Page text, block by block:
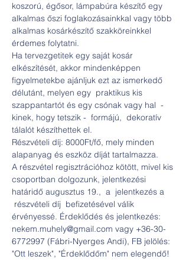
koszorú, égősor, lámpabúra készítő egy
alkalmas őszi foglakozásainkkal vagy több
alkalmas kosárkészítő szakköreinkkel
érdemes folytatni.
Ha tervezgetitek egy saját kosár
elkészítését, akkor mindenképpen
figyelmetekbe ajánljuk ezt az ismerkedő
délutánt, melyen egy  praktikus kis
szappantartót és egy csónak vagy hal  -
kinek, hogy tetszik -  formájú,  dekoratív
tálalót készíthettek el.
Részvételi díj: 8000Ft/fő, mely minden
alapanyag és eszköz díját tartalmazza.
A részvétel regisztrációhoz kötött, mivel kis
csoportban dolgozunk, jelentkezési
határidő augusztus 19.,  a  jelentkezés a
részvételi díj  befizetésével válik
érvényessé. Érdeklődés és jelentkezés:
nekem.muhely@gmail.com vagy +36-30-
6772997 (Fábri-Nyerges Andi), FB jelölés:
"Ott leszek", "Érdeklődőm" nem elegendő!